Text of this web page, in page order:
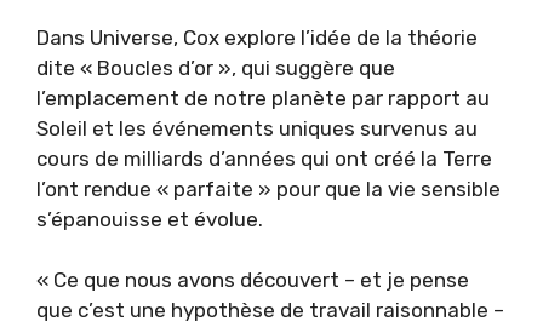
Dans Universe, Cox explore l’idée de la théorie
dite « Boucles d’or », qui suggère que
l’emplacement de notre planète par rapport au
Soleil et les événements uniques survenus au
cours de milliards d’années qui ont créé la Terre
l’ont rendue « parfaite » pour que la vie sensible
s’épanouisse et évolue.
« Ce que nous avons découvert – et je pense
que c’est une hypothèse de travail raisonnable –